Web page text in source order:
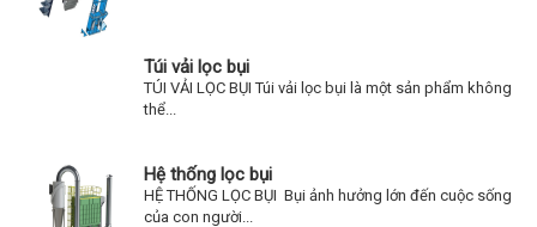
Túi vải lọc bụi
TÚI VẢI LỌC BỤI Túi vải lọc bụi là một sản phẩm không
thể...
Hệ thống lọc bụi
HỆ THỐNG LỌC BỤI Bụi ảnh hưởng lớn đến cuộc sống
của con người...